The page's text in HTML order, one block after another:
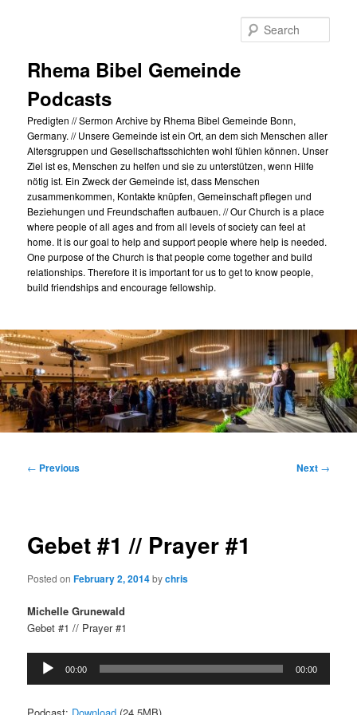
Rhema Bibel Gemeinde
Podcasts
Predigten // Sermon Archive by Rhema Bibel Gemeinde Bonn,
Germany. // Unsere Gemeinde ist ein Ort, an dem sich Menschen aller
Altersgruppen und Gesellschaftsschichten wohl fühlen können. Unser
Ziel ist es, Menschen zu helfen und sie zu unterstützen, wenn Hilfe
nötig ist. Ein Zweck der Gemeinde ist, dass Menschen
zusammenkommen, Kontakte knüpfen, Gemeinschaft pflegen und
Beziehungen und Freundschaften aufbauen. // Our Church is a place
where people of all ages and from all levels of society can feel at
home. It is our goal to help and support people where help is needed.
One purpose of the Church is that people come together and build
relationships. Therefore it is important for us to get to know people,
build friendships and encourage fellowship.
Post
← Previous Next →
Gebet #1 // Prayer #1
Posted onFebruary 2, 2014bychris
Michelle Grunewald
Gebet #1 // Prayer #1
Audio
Player
00:00 00:00